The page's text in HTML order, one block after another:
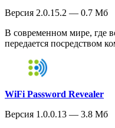
Версия 2.0.15.2 — 0.7 Мб
В современном мире, где
передается посредством
WiFi Password Revealer
Версия 1.0.0.13 — 3.8 Мб